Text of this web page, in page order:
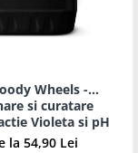
Wheels -
si curatare
Violeta si pH
la 54,90 Lei